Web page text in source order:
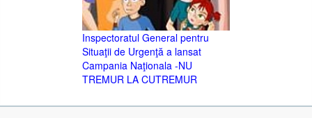
Inspectoratul General pentru
Situaţii de Urgenţă a lansat
Campania Naţionala -NU
TREMUR LA CUTREMUR